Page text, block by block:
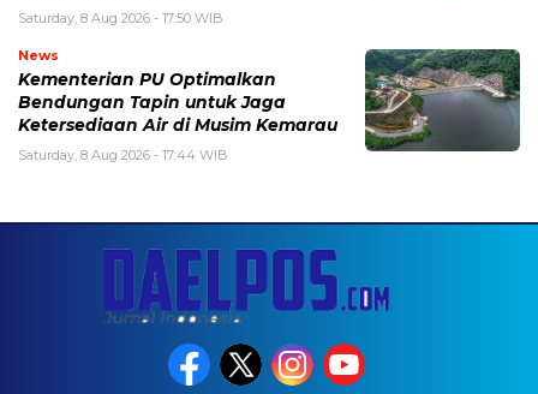
Saturday, 8 Aug 2026 - 17:50 WIB
News
Kementerian PU Optimalkan
Bendungan Tapin untuk Jaga
Ketersediaan Air di Musim Kemarau
Saturday, 8 Aug 2026 - 17:44 WIB